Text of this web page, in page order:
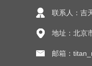
联系人：吉
地址：北京
邮箱：